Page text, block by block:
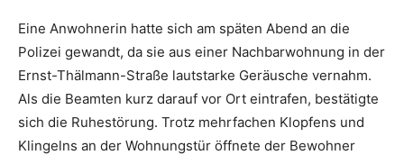
Eine Anwohnerin hatte sich am späten Abend an die
Polizei gewandt, da sie aus einer Nachbarwohnung in der
Ernst-Thälmann-Straße lautstarke Geräusche vernahm.
Als die Beamten kurz darauf vor Ort eintrafen, bestätigte
sich die Ruhestörung. Trotz mehrfachen Klopfens und
Klingelns an der Wohnungstür öffnete der Bewohner